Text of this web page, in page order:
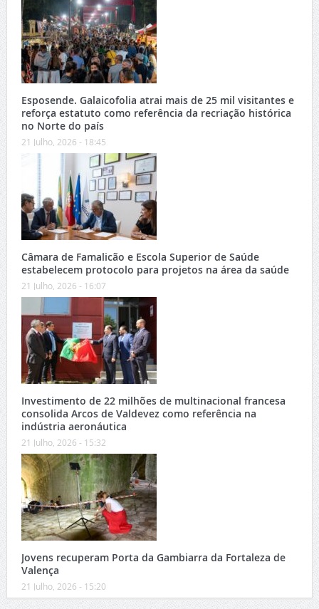
Esposende. Galaicofolia atrai mais de 25 mil visitantes e
reforça estatuto como referência da recriação histórica
no Norte do país
21 Julho, 2026 - 18:45
Câmara de Famalicão e Escola Superior de Saúde
estabelecem protocolo para projetos na área da saúde
21 Julho, 2026 - 16:07
Investimento de 22 milhões de multinacional francesa
consolida Arcos de Valdevez como referência na
indústria aeronáutica
21 Julho, 2026 - 15:32
Jovens recuperam Porta da Gambiarra da Fortaleza de
Valença
21 Julho, 2026 - 15:20